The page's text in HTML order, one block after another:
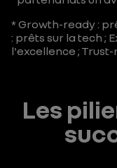
* Growth-ready :
: prêts sur la tech ;
l'excellence ;
Les
s
pr
od
for